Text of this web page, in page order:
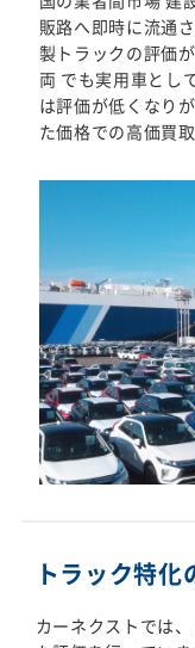
販路へ即時に流通
製トラックの評価
両 でも実用車とし
は評価が低くなり
た価格での高価買
トラック特
カーネクストでは